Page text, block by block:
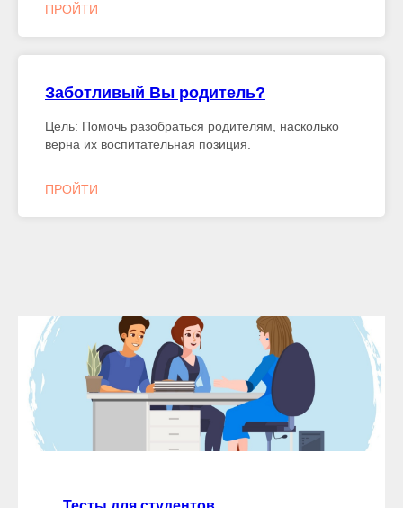
ПРОЙТИ
Заботливый Вы родитель?
Цель: Помочь разобраться родителям, насколько
верна их воспитательная позиция.
ПРОЙТИ